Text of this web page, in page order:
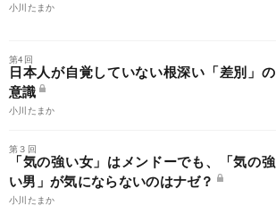
小川たまか
第4回
日本人が自覚していない根深い「差別」の
意識
小川たまか
第３回
「気の強い女」はメンドーでも、「気の強
い男」が気にならないのはナゼ？
小川たまか